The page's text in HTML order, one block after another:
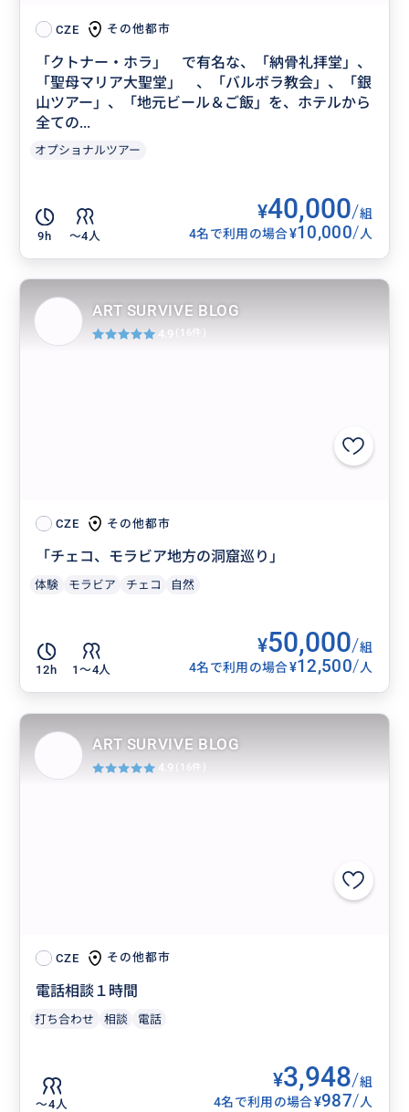
CZE その他都市
「クトナー・ホラ」 で有名な、「納骨礼拝堂」、
「聖母マリア大聖堂」 、「バルボラ教会」、「銀
山ツアー」、「地元ビール＆ご飯」を、ホテルから
全ての...
オプショナルツアー
9h 〜4人
¥40,000/組
4名で利用の場合¥10,000/人
CZE その他都市
「チェコ、モラビア地方の洞窟巡り」
体験 モラビア チェコ 自然
12h 1〜4人
¥50,000/組
4名で利用の場合¥12,500/人
ART SURVIVE BLOG
4.9 (16件)
CZE その他都市
電話相談１時間
打ち合わせ 相談 電話
〜4人
¥3,948/組
4名で利用の場合¥987/人
ART SURVIVE BLOG
4.9 (16件)